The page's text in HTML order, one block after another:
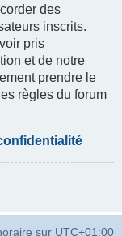
des
inscrits.
pris
et de notre
prendre le
règles du forum
sur UTC+01:00